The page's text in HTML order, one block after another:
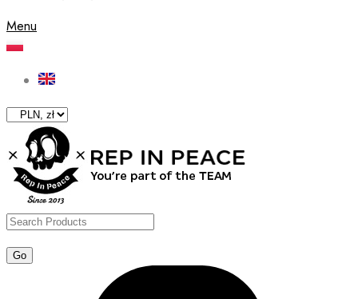
Menu